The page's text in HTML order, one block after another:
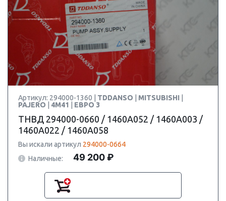
Артикул: 294000-1360 | TDDANSO MITSUBISHI
PAJERO
4M41 ЕВРО 3
ТНВД 294000-0660 / 1460A052 / 1460A003 /
1460A022 / 1460A058
Вы искали артикул 294000-0664
Наличные:
49 200 ₽